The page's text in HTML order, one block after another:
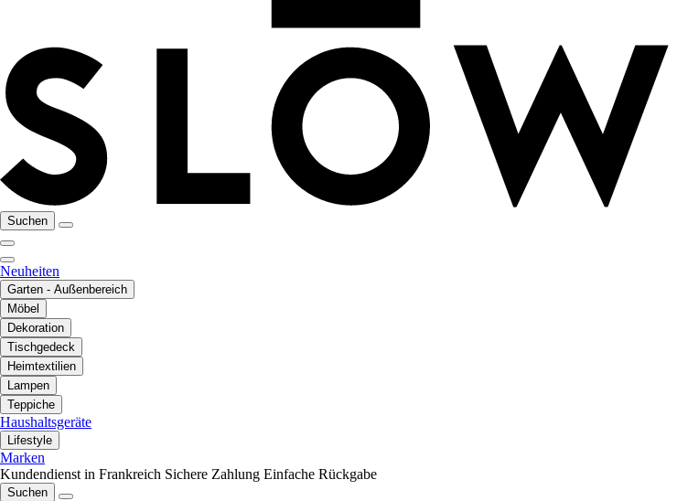
Suchen
Neuheiten
Garten - Außenbereich
Möbel
Dekoration
Tischgedeck
Heimtextilien
Lampen
Teppiche
Haushaltsgeräte
Lifestyle
Marken
Kundendienst in Frankreich Sichere Zahlung Einfache Rückgabe
Suchen